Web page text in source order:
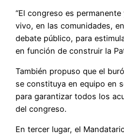
“El congreso es
vivo, en las comunidades,
debate público, para
en función de construir la
También propuso que el
se constituya en equipo en
para garantizar todos los
del congreso.
En tercer lugar, el